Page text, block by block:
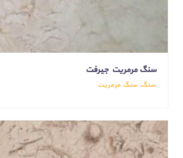
سنگ مرمریت جیرفت
سنگ, سنگ مرمریت